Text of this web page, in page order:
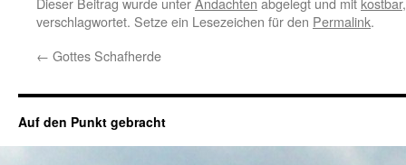
verschlagwortet. Setze ein Lesezeichen für den Permalink.
← Gottes Schafherde
Auf den Punkt gebracht